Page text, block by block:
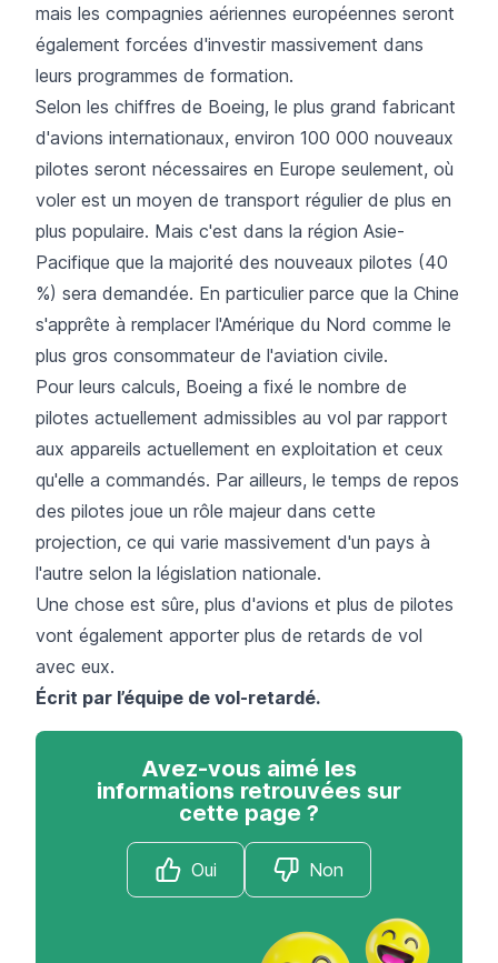
mais les compagnies aériennes européennes seront
également forcées d'investir massivement dans
leurs programmes de formation.
Selon les chiffres de Boeing, le plus grand fabricant
d'avions internationaux, environ 100 000 nouveaux
pilotes seront nécessaires en Europe seulement, où
voler est un moyen de transport régulier de plus en
plus populaire. Mais c'est dans la région Asie-
Pacifique que la majorité des nouveaux pilotes (40
%) sera demandée. En particulier parce que la Chine
s'apprête à remplacer l'Amérique du Nord comme le
plus gros consommateur de l'aviation civile.
Pour leurs calculs, Boeing a fixé le nombre de
pilotes actuellement admissibles au vol par rapport
aux appareils actuellement en exploitation et ceux
qu'elle a commandés. Par ailleurs, le temps de repos
des pilotes joue un rôle majeur dans cette
projection, ce qui varie massivement d'un pays à
l'autre selon la législation nationale.
Une chose est sûre, plus d'avions et plus de pilotes
vont également apporter plus de retards de vol
avec eux.
Écrit par l’équipe de vol-retardé.
Avez-vous aimé les
informations retrouvées sur
cette page ?
Oui Non